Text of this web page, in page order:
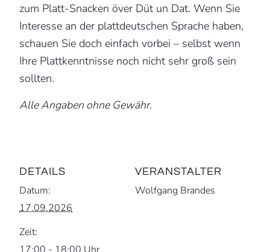
zum Platt-Snacken över Düt un Dat. Wenn Sie
Interesse an der plattdeutschen Sprache haben,
schauen Sie doch einfach vorbei – selbst wenn
Ihre Plattkenntnisse noch nicht sehr groß sein
sollten.
Alle Angaben ohne Gewähr.
DETAILS
Datum:
17.09.2026
Zeit:
VERANSTALTER
Wolfgang Brandes